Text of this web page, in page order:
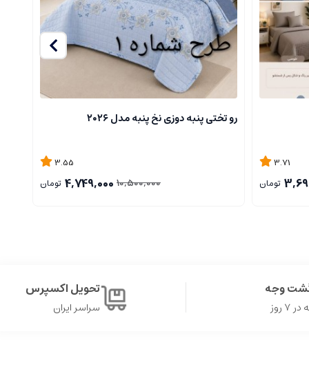
3.71
تومان
رو تختی پنبه دوزی نخ پنبه مدل ۲۰۲۶
3.55
10,500,000
4,749,000 تومان
وجه
روز
تحویل اکسپرس
سراسر ایران